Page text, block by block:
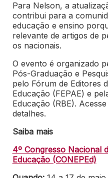
Para Nelson, a
contribui para a
educação e ensino
relevante de artigos de
os nacionais.
O evento é organizado
Pós-Graduação e
pelo Fórum de Editores
Educação (FEPAE) e
Educação (RBE).
detalhes.
Saiba mais
4º Congresso Nacional
Educação (CONEPEd)